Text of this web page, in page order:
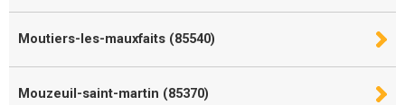
Moutiers-les-mauxfaits (85540)
Mouzeuil-saint-martin (85370)